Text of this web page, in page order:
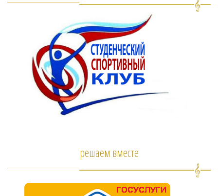
решаем вместе